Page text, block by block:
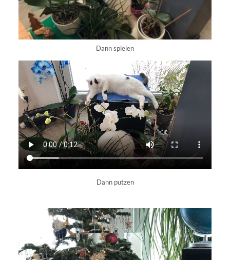
Dann spielen
Dann putzen